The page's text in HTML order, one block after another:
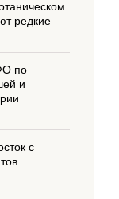
редкие
по
и
с